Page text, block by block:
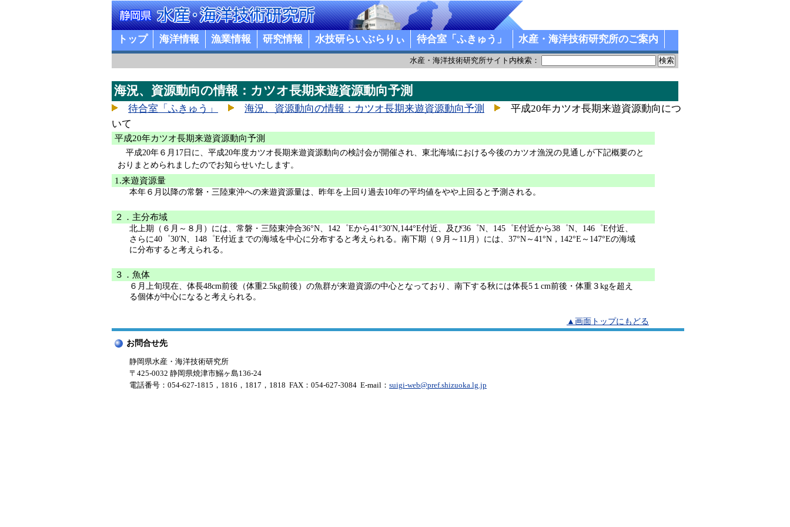
トップ 海洋情報 漁業情報 研究情報 水技研らいぶらりぃ 待合室「ふきゅう」 水産・海洋技術研究所のご案内
水産・海洋技術研究所サイト内検索：
海況、資源動向の情報：カツオ長期来遊資源動向予測
待合室「ふきゅう」 海況、資源動向の情報：カツオ長期来遊資源動向予測
平成20年カツオ長期来遊資源動向につ
いて
平成20年カツオ長期来遊資源動向予測
平成20年６月17日に、平成20年度カツオ長期来遊資源動向の検討会が開催され、東北海域における今後のカツオ漁況の見通しが下記概要のと
おりまとめられましたのでお知らせいたします。
1.来遊資源量
本年６月以降の常磐・三陸東沖への来遊資源量は、昨年を上回り過去10年の平均値をやや上回ると予測される。
２．主分布域
北上期（６月～８月）には、常磐・三陸東沖合36°N、142゜Eから41°30′N,144°E付近、及び36゜N、145゜E付近から38゜N、146゜E付近、
さらに40゜30′N、148゜E付近までの海域を中心に分布すると考えられる。南下期（９月～11月）には、37°N～41°N，142°E～147°Eの海域
に分布すると考えられる。
３．魚体
６月上旬現在、体長48cm前後（体重2.5kg前後）の魚群が来遊資源の中心となっており、南下する秋には体長5１cm前後・体重３kgを超え
る個体が中心になると考えられる。
▲画面トップにもどる
お問合せ先
静岡県水産・海洋技術研究所
〒425-0032 静岡県焼津市鰯ヶ島136-24
電話番号：054-627-1815，1816，1817，1818 FAX：054-627-3084 E-mail： suigi-web@pref.shizuoka.lg.jp